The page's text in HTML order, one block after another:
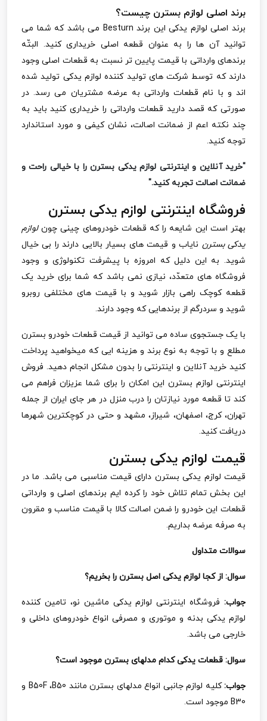
برند اصلی لوازم بسترن چیست؟
برند اصلی لوازم یدکی این برند Besturn می باشد که شما می
توانید آن ها را به عنوان قطعه اصلی خریداری کنید. البتّه
برندهای وارداتی با قیمت پایین تر نسبت به قطعات اصلی وجود
دارند که توسط شرکت های تولید کننده لوازم یدکی تولید شده
اند و با نام قطعات وارداتی به عرضه مشتریان می رسد. در
صورتی که قصد دارید قطعات وارداتی را خریداری کنید باید به
چند نکته اعم از ضمانت اصالت، نشان کیفی و مورد استاندارد
توجه کنید.
"خرید آنلاین و اینترنتی لوازم یدکی بسترن را با خیالی راحت و
ضمانت اصالت تجربه کنید."
فروشگاه اینترنتی لوازم یدکی بسترن
بهتر است این شایعه را که قطعات خودروهای چینی چونلوازم
یدکی بسترن نایاب و قیمت های بسیار بالایی دارند را بی خیال
شوید. به این دلیل که امروزه با پیشرفت تکنولوژی و وجود
فروشگاه های متعدّد، نیازی نمی باشد که شما برای خرید یک
قطعه کوچک راهی بازار شوید و با قیمت های مختلفی روبرو
شوید و سردرگم از برندهایی که وجود دارند.
با یک جستجوی ساده می توانید از قیمت قطعات خودرو بسترن
مطلع و با توجه به نوع برند و هزینه ایی که میخواهید پرداخت
کنید خرید آنلاین و اینترنتی را بدون مشکل انجام دهید. فروش
اینترنتی لوازم بسترن این امکان را برای شما عزیزان فراهم می
کند تا قطعه مورد نیازتان را درب منزل در هر جای ایران از جمله
تهران، کرج، اصفهان، شیراز، مشهد و حتی در کوچکترین شهرها
دریافت کنید.
قیمت لوازم یدکی بسترن
قیمت لوازم یدکی بسترن دارای قیمت مناسبی می باشد. ما در
این بخش تمام تلاش خود را کرده ایم برندهای اصلی و وارداتی
قطعات این خودرو را ضمن اصالت کالا با قیمت مناسب و مقرون
به صرفه عرضه بداریم.
سوالات متداول
سوال: از کجا لوازم یدکی اصل بسترن را بخریم؟
جواب: فروشگاه اینترنتی لوازم یدکی ماشین نو، تامین کننده
لوازم یدکی بدنه و موتوری و مصرفی انواع خودروهای داخلی و
خارجی می باشد.
سوال: قطعات یدکی کدام مدلهای بسترن موجود است؟
جواب:کلیه لوازم جانبی انواع مدلهای بسترن مانند B50،B50F و
B30 موجود است.